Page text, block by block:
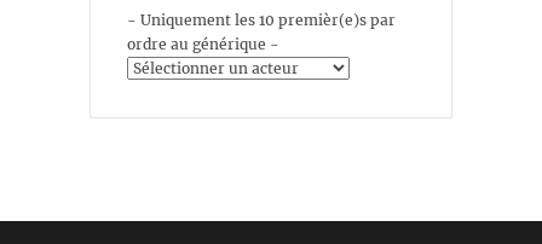
- Uniquement les 10 premièr(e)s par
ordre au générique -